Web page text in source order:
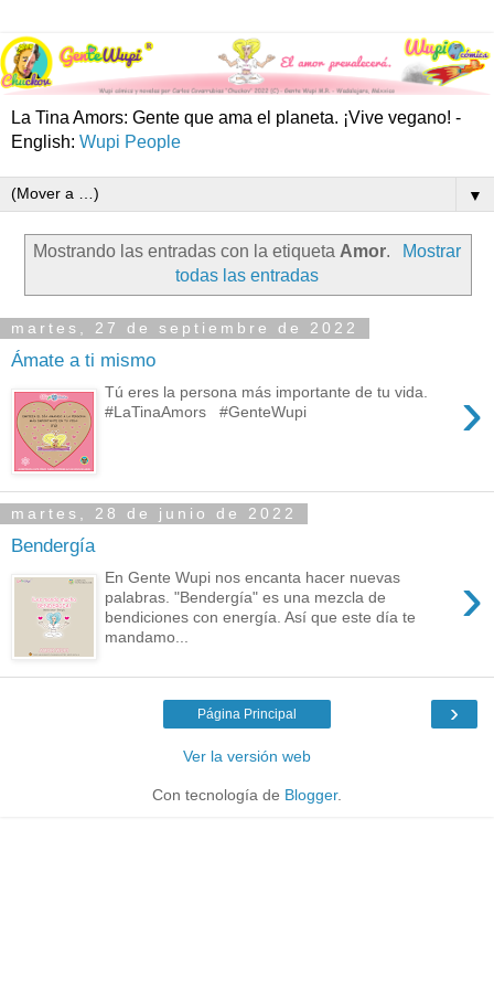
La Tina Amors: Gente que ama el planeta. ¡Vive vegano! -
English: Wupi People
▼
Mostrando las entradas con la etiqueta Amor.
Mostrar
todas las entradas
martes, 27 de septiembre de 2022
Ámate a ti mismo
›
Tú eres la persona más importante de tu vida.
#LaTinaAmors #GenteWupi
martes, 28 de junio de 2022
Bendergía
›
En Gente Wupi nos encanta hacer nuevas
palabras. "Bendergía" es una mezcla de
bendiciones con energía. Así que este día te
mandamo...
›
Página Principal
Ver la versión web
Con tecnología de Blogger.